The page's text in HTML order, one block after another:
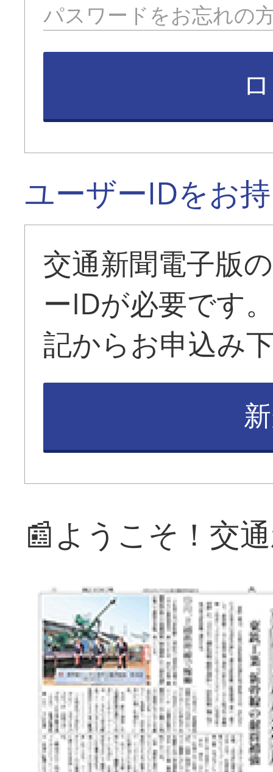
パスワードをお忘れの
ユーザーIDをお
交通新聞電子版
ーIDが必要です
記からお申込み
📰ようこそ！交